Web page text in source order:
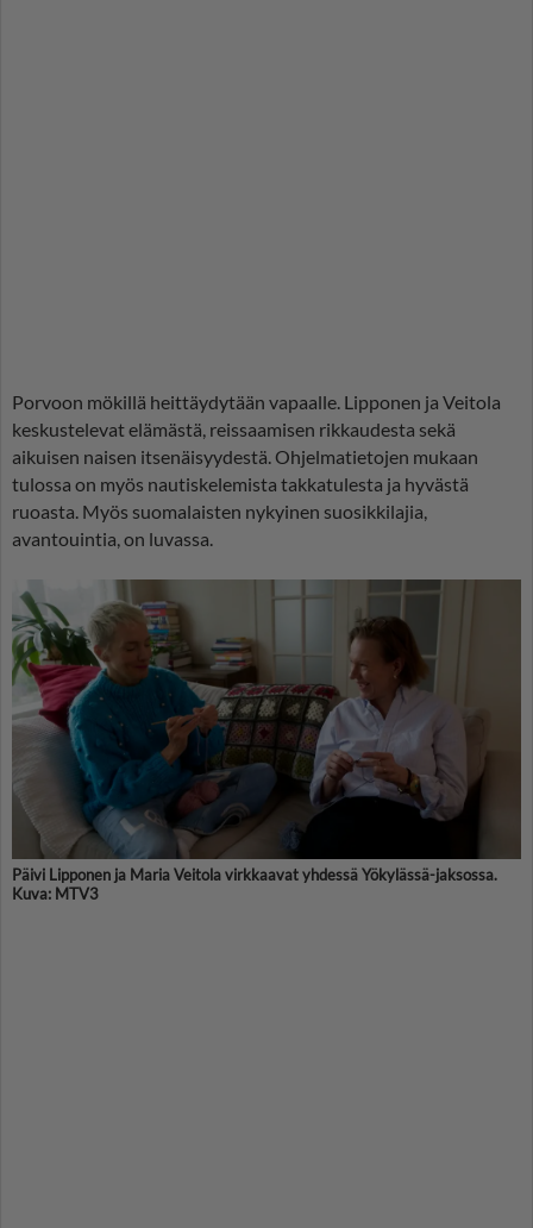
Porvoon mökillä heittäydytään vapaalle. Lipponen ja Veitola
keskustelevat elämästä, reissaamisen rikkaudesta sekä
aikuisen naisen itsenäisyydestä. Ohjelmatietojen mukaan
tulossa on myös nautiskelemista takkatulesta ja hyvästä
ruoasta. Myös suomalaisten nykyinen suosikkilajia,
avantouintia, on luvassa.
Päivi Lipponen ja Maria Veitola virkkaavat yhdessä Yökylässä-jaksossa.
Kuva: MTV3